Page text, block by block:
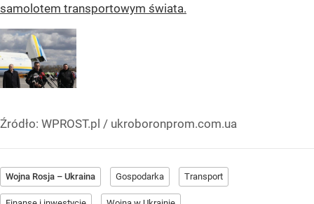
samolotem transportowym świata.
Źródło: WPROST.pl / ukroboronprom.com.ua
Wojna Rosja – Ukraina Gospodarka Transport